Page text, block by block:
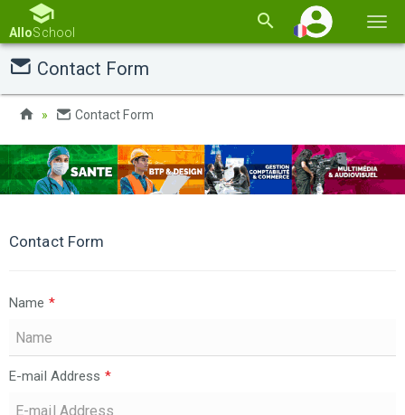
la
AlloSchool
Contact Form
Contact Form
Contact Form
Name *
E-mail Address *